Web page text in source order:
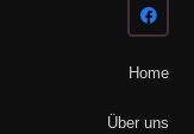
Home
Über uns